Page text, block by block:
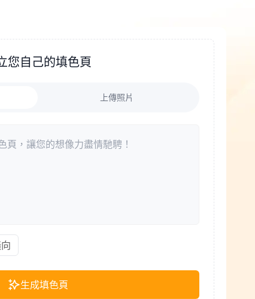
您自己的填色頁
上傳照片
生成填色頁